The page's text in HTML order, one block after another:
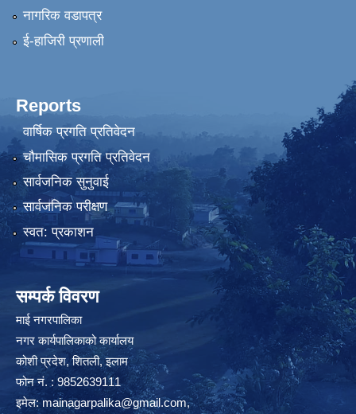
नागरिक वडापत्र
ई-हाजिरी प्रणाली
Reports
वार्षिक प्रगति प्रतिवेदन
चौमासिक प्रगति प्रतिवेदन
सार्वजनिक सुनुवाई
सार्वजनिक परीक्षण
स्वत: प्रकाशन
सम्पर्क विवरण
माई नगरपालिका
नगर कार्यपालिकाको कार्यालय
कोशी प्रदेश, शितली, इलाम
फोन नं. : 9852639111
इमेल:mainagarpalika@gmail.com,